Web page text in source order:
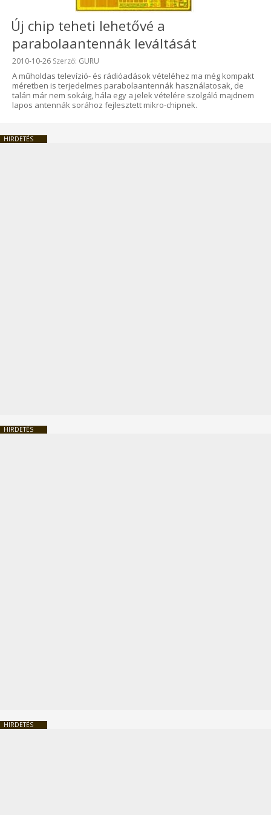
Új chip teheti lehetővé a
parabolaantennák leváltását
Beküldve:
2010-10-26 Szerző: GURU
A műholdas televízió- és rádióadások vételéhez ma még kompakt
méretben is terjedelmes parabolaantennák használatosak, de
talán már nem sokáig, hála egy a jelek vételére szolgáló majdnem
lapos antennák sorához fejlesztett mikro-chipnek.
HIRDETÉS
HIRDETÉS
HIRDETÉS